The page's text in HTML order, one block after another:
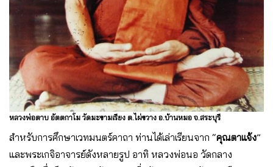
หลวงพ่อตาบ อัตตกาโม วัดมะขามเรียง ต.ไผ่ขวาง อ.บ้านหมอ จ.สระบุรี
สำหรับการศึกษาเวทมนตร์คาถา ท่านได้เล่าเรียนจาก “คุณตาแจ้ง”
และพระเกจิอาจารย์ดังหลายรูป อาทิ หลวงพ่อนอ วัดกลาง